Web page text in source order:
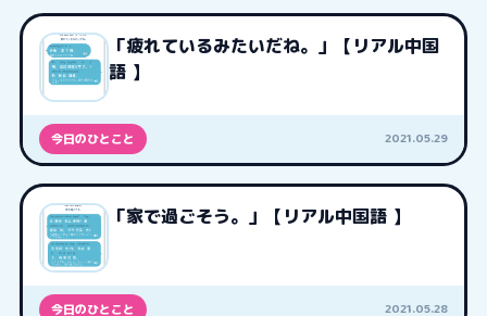
「疲れているみたいだね。」【リアル中国
語 】
今日のひとこと 2021.05.29
「家で過ごそう。」【リアル中国語 】
今日のひとこと 2021.05.28